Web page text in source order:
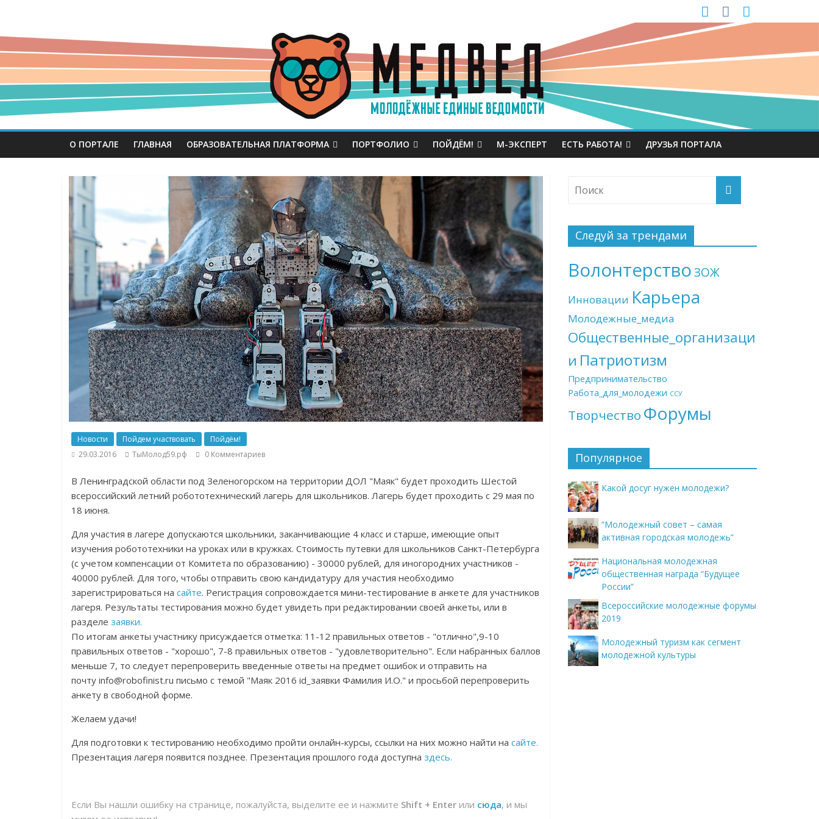
О ПОРТАЛЕ ГЛАВНАЯ ОБРАЗОВАТЕЛЬНАЯ ПЛАТФОРМА ПОРТФОЛИО ПОЙДЁМ! М-ЭКСПЕРТ ЕСТЬ РАБОТА! ДРУЗЬЯ ПОРТАЛА
Новости Пойдем участвовать
Пойдём!
29.03.2016
ТыМолод59.рф 0 Комментариев
В Ленинградской области под Зеленогорском на территории ДОЛ "Маяк" будет проходить Шестой
всероссийский летний робототехнический лагерь для школьников. Лагерь будет проходить с 29 мая по
18 июня.
Для участия в лагере допускаются школьники, заканчивающие 4 класс и старше, имеющие опыт
изучения робототехники на уроках или в кружках. Стоимость путевки для школьников Санкт-Петербурга
(с учетом компенсации от Комитета по образованию) - 30000 рублей, для иногородних участников -
40000 рублей. Для того, чтобы отправить свою кандидатуру для участия необходимо
зарегистрироваться на сайте. Регистрация сопровождается мини-тестирование в анкете для участников
лагеря. Результаты тестирования можно будет увидеть при редактировании своей анкеты, или в
разделе заявки.
По итогам анкеты участнику присуждается отметка: 11-12 правильных ответов - "отлично",9-10
правильных ответов - "хорошо", 7-8 правильных ответов - "удовлетворительно". Если набранных баллов
меньше 7, то следует перепроверить введенные ответы на предмет ошибок и отправить на
почту info@robofinist.ru письмо с темой "Маяк 2016 id_заявки Фамилия И.О." и просьбой перепроверить
анкету в свободной форме.
Желаем удачи!
Для подготовки к тестированию необходимо пройти онлайн-курсы, ссылки на них можно найти на сайте.
Презентация лагеря появится позднее. Презентация прошлого года доступна здесь.
Если Вы нашли ошибку на странице, пожалуйста, выделите ее и нажмите Shift + Enter или сюда, и мы
Следуй за трендами
ВолонтерствоЗОЖ
Инновации Карьера
Молодежные_медиа
Общественные_организаци
и Патриотизм
Предпринимательство
Работа_для_молодежи ССУ
Творчество Форумы
Популярное
Какой досуг нужен молодежи?
“Молодежный совет – самая
активная городская молодежь”
Национальная молодежная
общественная награда “Будущее
России”
Всероссийские молодежные форумы
2019
Молодежный туризм как сегмент
молодежной культуры